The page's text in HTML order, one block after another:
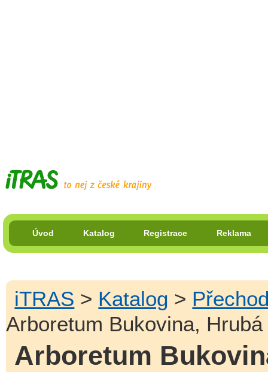
Úvod Katalog Registrace Reklama
iTRAS > Katalog >
Arboretum Bukovina,
Arboretum